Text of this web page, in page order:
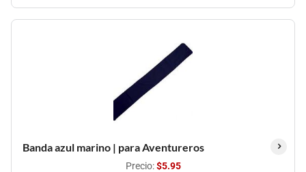
Banda azul marino | para Aventureros
Precio:$5.95